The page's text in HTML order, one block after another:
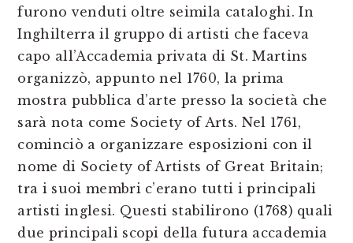
furono venduti oltre seimila cataloghi. In
Inghilterra il gruppo di artisti che faceva
capo all’Accademia privata di St. Martins
organizzò, appunto nel 1760, la prima
mostra pubblica d’arte presso la società che
sarà nota come Society of Arts. Nel 1761,
cominciò a organizzare esposizioni con il
nome di Society of Artists of Great Britain;
tra i suoi membri c’erano tutti i principali
artisti inglesi. Questi stabilirono (1768) quali
due principali scopi della futura accademia